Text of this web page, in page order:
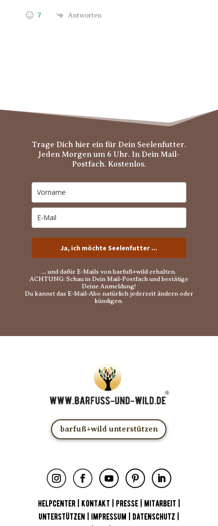
7 Antworten
Trage Dich hier ein für Dein Seelenfutter.
Jeden Morgen um 6 Uhr. In Dein Mail-
Postfach. Kostenlos.
Ja, ich möchte Seelenfutter ...
… und dafür E-Mails von barfuß+wild erhalten.
ACHTUNG: Schau in Dein Mail-Postfach und bestätige
Deine Anmeldung!
Du kannst das E-Mail-Abo natürlich jederzeit ändern oder
kündigen.
barfuß+wild unterstützen
HELPCENTER| KONTAKT PRESSE| MITARBEIT
UNTERSTÜTZEN
IMPRESSUM DATENSCHUTZ